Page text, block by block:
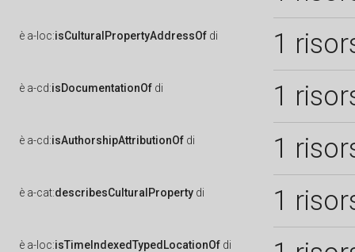
è a-loc:isCulturalPropertyAddressOf di 1
è a-cd:isDocumentationOf di 1
è a-cd:isAuthorshipAttributionOf di 1
è a-cat:describesCulturalProperty di 1
è a-loc:isTimeIndexedTypedLocationOf di